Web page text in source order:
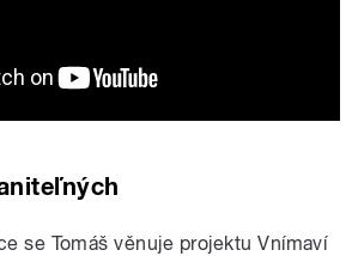
se Tomáš věnuje projektu Vnímaví